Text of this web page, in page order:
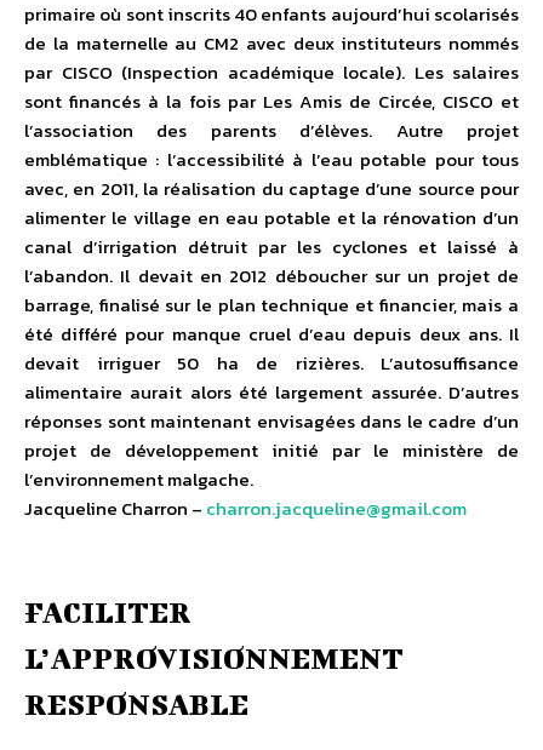
primaire où sont inscrits 40 enfants aujourd’hui scolarisés
de la maternelle au CM2 avec deux instituteurs nommés
par CISCO (Inspection académique locale). Les salaires
sont financés à la fois par Les Amis de Circée, CISCO et
l’association des parents d’élèves. Autre projet
emblématique : l’accessibilité à l’eau potable pour tous
avec, en 2011, la réalisation du captage d’une source pour
alimenter le village en eau potable et la rénovation d’un
canal d’irrigation détruit par les cyclones et laissé à
l’abandon. Il devait en 2012 déboucher sur un projet de
barrage, finalisé sur le plan technique et financier, mais a
été différé pour manque cruel d’eau depuis deux ans. Il
devait irriguer 50 ha de rizières. L’autosuffisance
alimentaire aurait alors été largement assurée. D’autres
réponses sont maintenant envisagées dans le cadre d’un
projet de développement initié par le ministère de
l’environnement malgache.
Jacqueline Charron – charron.jacqueline@gmail.com
FACILITER
L’APPROVISIONNEMENT
RESPONSABLE